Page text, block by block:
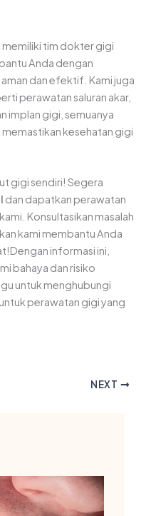
memiliki tim dokter gigi
Anda dengan
dan efektif. Kami juga
perawatan saluran akar,
implan gigi, semuanya
kesehatan gigi
gigi sendiri! Segera
dan dapatkan perawatan
Konsultasikan masalah
kami membantu Anda
informasi ini,
bahaya dan risiko
untuk menghubungi
untuk perawatan gigi yang
NEXT